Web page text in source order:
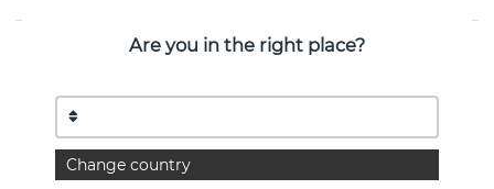
PRODUCTOMSCHRIJVING
silver.”
Silver necklace made of recycled sterling silver with
round, distinct shapes.
Are you in the right place?
Change country